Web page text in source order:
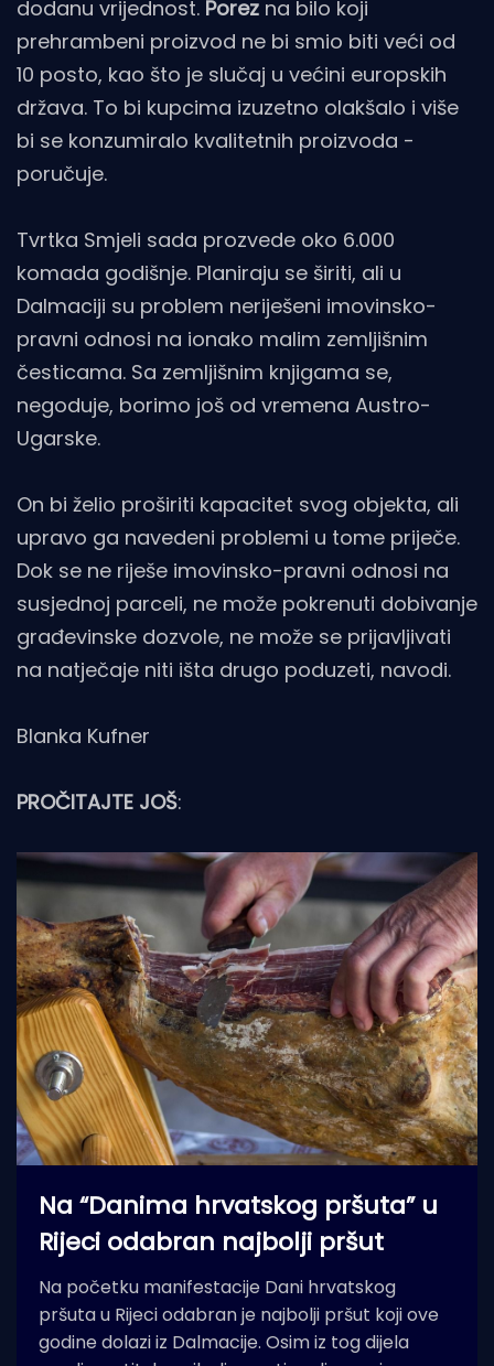
dodanu vrijednost. Porez na bilo koji
prehrambeni proizvod ne bi smio biti veći od
10 posto, kao što je slučaj u većini europskih
država. To bi kupcima izuzetno olakšalo i više
bi se konzumiralo kvalitetnih proizvoda -
poručuje.
Tvrtka Smjeli sada prozvede oko 6.000
komada godišnje. Planiraju se širiti, ali u
Dalmaciji su problem neriješeni imovinsko-
pravni odnosi na ionako malim zemljišnim
česticama. Sa zemljišnim knjigama se,
negoduje, borimo još od vremena Austro-
Ugarske.
On bi želio proširiti kapacitet svog objekta, ali
upravo ga navedeni problemi u tome priječe.
Dok se ne riješe imovinsko-pravni odnosi na
susjednoj parceli, ne može pokrenuti dobivanje
građevinske dozvole, ne može se prijavljivati
na natječaje niti išta drugo poduzeti, navodi.
Blanka Kufner
PROČITAJTE JOŠ:
Na “Danima hrvatskog pršuta” u
Rijeci odabran najbolji pršut
Na početku manifestacije Dani hrvatskog
pršuta u Rijeci odabran je najbolji pršut koji ove
godine dolazi iz Dalmacije. Osim iz tog dijela